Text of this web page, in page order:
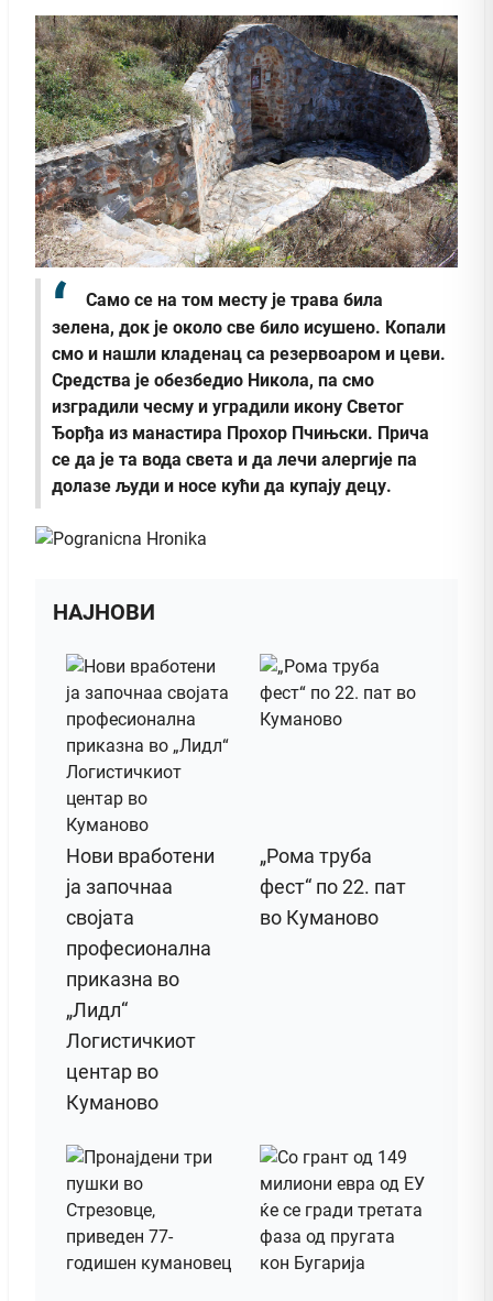
Само се на том месту је трава била
зелена, док је около све било исушено. Копали
смо и нашли кладенац са резервоаром и цеви.
Средства је обезбедио Никола, па смо
изградили чесму и уградили икону Светог
Ђорђа из манастира Прохор Пчињски. Прича
се да је та вода света и да лечи алергије па
долазе људи и носе кући да купају децу.
НАЈНОВИ
Нови вработени
ја започнаа
својата
професионална
приказна во
„Лидл“
Логистичкиот
центар во
Куманово
„Рома труба
фест“ по 22. пат
во Куманово